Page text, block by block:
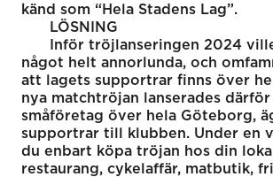
känd som “Hela Stadens Lag”.
LÖSNING
Inför tröjlanseringen 2024
något helt annorlunda, och
att lagets supportrar finns över
nya matchtröjan lanserades
småföretag över hela Göteborg,
supportrar till klubben. Under en
du enbart köpa tröjan hos din
restaurang, cykelaffär, matbutik,